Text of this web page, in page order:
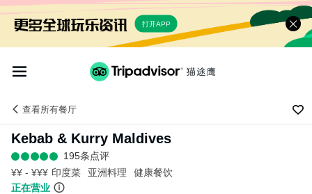
打开APP
查看所有餐厅
Kebab & Kurry Maldives
195条点评
¥¥ - ¥¥¥ 印度菜 亚洲料理
健康餐饮
正在营业